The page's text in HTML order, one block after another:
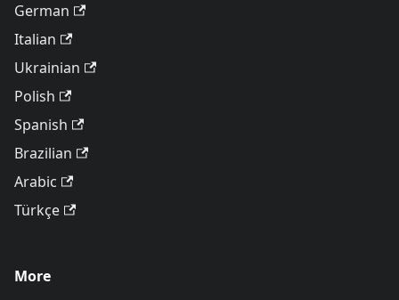
German
Italian
Ukrainian
Polish
Spanish
Brazilian
Arabic
Türkçe
More